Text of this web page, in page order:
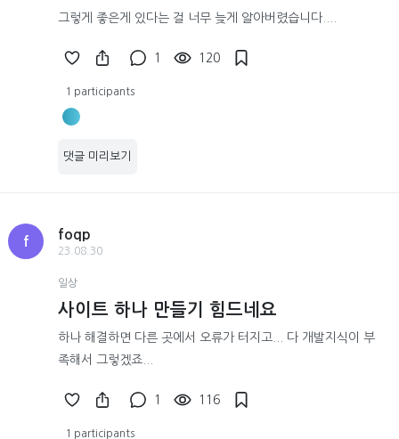
그렇게 좋은게 있다는 걸 너무 늦게 알아버렸습니다....
1 120
1 participants
댓글 미리보기
f
foqp
23.08.30
일상
사이트 하나 만들기 힘드네요
하나 해결하면 다른 곳에서 오류가 터지고... 다 개발지식이 부
족해서 그렇겠죠...
1 116
1 participants